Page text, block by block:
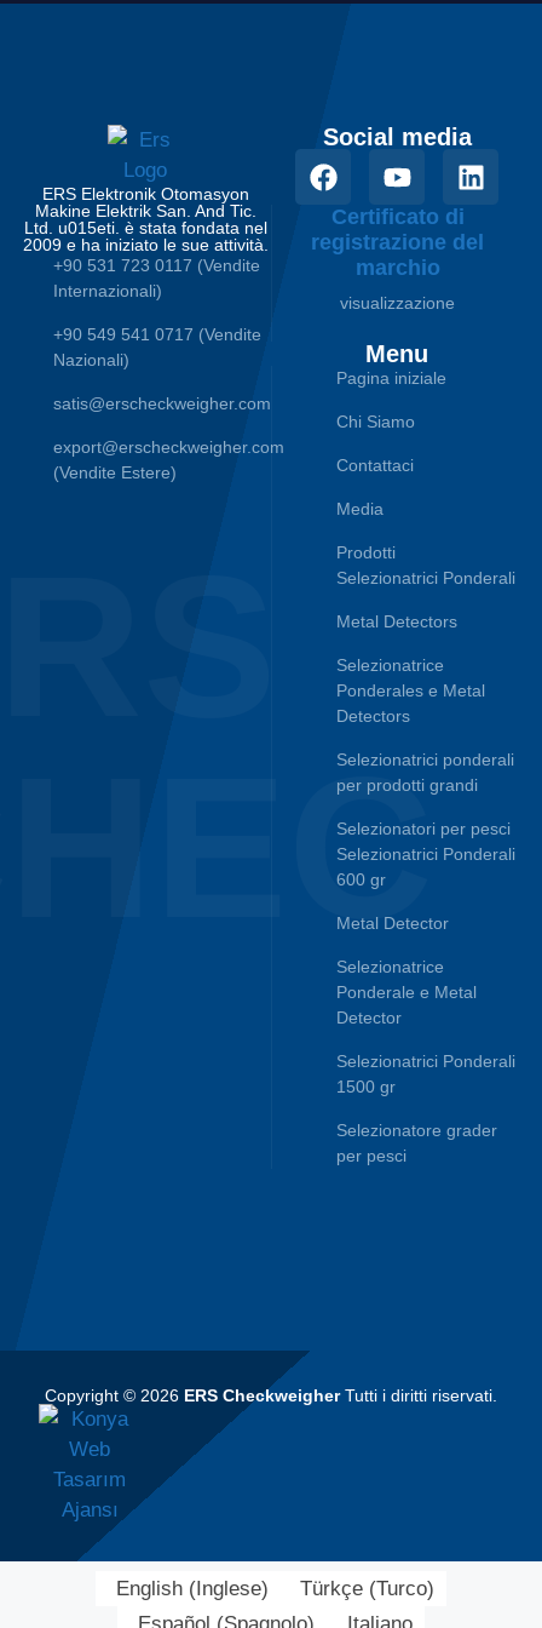
ERS Elektronik Otomasyon
Makine Elektrik San. And Tic.
Ltd. u015eti. è stata fondata nel
2009 e ha iniziato le sue attività.
+90 531 723 0117 (Vendite
Internazionali)
+90 549 541 0717 (Vendite
Nazionali)
satis@erscheckweigher.com
export@erscheckweigher.com
(Vendite Estere)
Social media
Certificato di
registrazione del
marchio
visualizzazione
Menu
Pagina iniziale
Chi Siamo
Contattaci
Media
Prodotti
Selezionatrici Ponderali
Metal Detectors
Selezionatrice
Ponderales e Metal
Detectors
Selezionatrici ponderali
per prodotti grandi
Selezionatori per pesci
Selezionatrici Ponderali
600 gr
Metal Detector
Selezionatrice
Ponderale e Metal
Detector
Selezionatrici Ponderali
1500 gr
Selezionatore grader
per pesci
Copyright © 2026 ERS CheckweigherTutti i diritti riservati.
English(Inglese) Türkçe (Turco)